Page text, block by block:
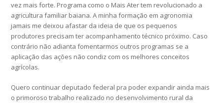
vez mais forte. Programa como o Mais Ater tem revolucionado a
agricultura familiar baiana. A minha formação em agronomia
jamais me deixou afastar da ideia de que os pequenos
produtores precisam ter acompanhamento técnico próximo. Caso
contrário não adianta fomentarmos outros programas se a
aplicação das ações não condiz com os melhores conceitos
agrícolas.
Quero continuar deputado federal pra poder expandir ainda mais
o primoroso trabalho realizado no desenvolvimento rural da